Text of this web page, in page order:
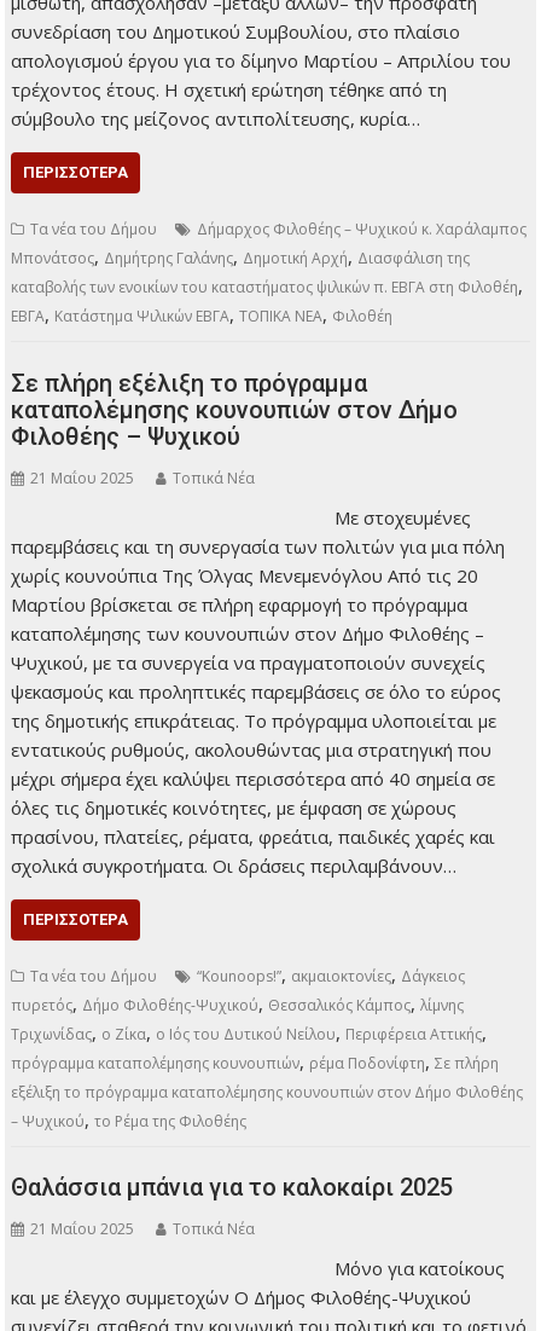
συνεδρίαση του Δημοτικού Συμβουλίου, στο πλαίσιο
απολογισμού έργου για το δίμηνο Μαρτίου – Απριλίου του
τρέχοντος έτους. Η σχετική ερώτηση τέθηκε από τη
σύμβουλο της μείζονος αντιπολίτευσης, κυρία…
ΠΕΡΙΣΣΌΤΕΡΑ
Τα νέα του Δήμου
Δήμαρχος Φιλοθέης – Ψυχικού κ. Χαράλαμπος
Μπονάτσος, Δημήτρης Γαλάνης, Δημοτική Αρχή, Διασφάλιση της
καταβολής των ενοικίων του καταστήματος ψιλικών π. ΕΒΓΑ στη Φιλοθέη,
ΕΒΓΑ, Κατάστημα Ψιλικών ΕΒΓΑ,ΤΟΠΙΚΑ ΝΕΑ, Φιλοθέη
Σε πλήρη εξέλιξη το πρόγραμμα
καταπολέμησης κουνουπιών στον Δήμο
Φιλοθέης – Ψυχικού
21 Μαΐου 2025 Τοπικά Νέα
Με στοχευμένες
παρεμβάσεις και τη
συνεργασία των
πολιτών για μια πόλη
χωρίς κουνούπια Της
Όλγας Μενεμενόγλου
Από τις 20 Μαρτίου
βρίσκεται σε πλήρη εφαρμογή το πρόγραμμα καταπολέμησης
των κουνουπιών στον Δήμο Φιλοθέης – Ψυχικού, με τα
συνεργεία να πραγματοποιούν συνεχείς ψεκασμούς και
προληπτικές παρεμβάσεις σε όλο το εύρος της δημοτικής
επικράτειας. Το πρόγραμμα υλοποιείται με εντατικούς
ρυθμούς, ακολουθώντας μια στρατηγική που μέχρι σήμερα
έχει καλύψει περισσότερα από 40 σημεία σε όλες τις
δημοτικές κοινότητες, με έμφαση σε χώρους πρασίνου,
συγκροτήματα. Οι δράσεις περιλαμβάνουν…
ΠΕΡΙΣΣΌΤΕΡΑ
Τα νέα του Δήμου “Kounoops!”,ακμαιοκτονίες,Δάγκειος
πυρετός,Δήμο Φιλοθέης-Ψυχικού
πρόγραμμα καταπολέμησης κουνουπιών,ρέμα Ποδονίφτη,Σε πλήρη
– Ψυχικού,το Ρέμα της Φιλοθέης
Θαλάσσια μπάνια για το καλοκαίρι 2025